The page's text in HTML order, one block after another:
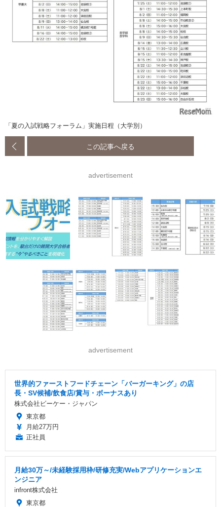
「夏の入試戦略フォーラム」実施日程（大学別）
この記事へ戻る
advertisement
advertisement
世界的ファーストフードチェーン「バーガーキング」の店
長・SV候補/飲食店/賞与・ボーナスあり
株式会社ビーケー・ジャパン
東京都
月給27万円
正社員
月給30万～/未経験採用枠/研修充実/Webアプリケーションエ
ンジニア
infront株式会社
東京都